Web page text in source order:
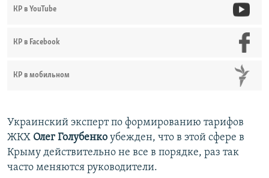
КР в YouTube
КР в Facebook
КР в мобильном
Украинский эксперт по формированию тарифов
ЖКХ Олег Голубенко убежден, что в этой сфере в
Крыму действительно не все в порядке, раз так
часто меняются руководители.